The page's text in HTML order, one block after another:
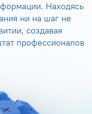
Находясь
ни на шаг не
создавая
профессионалов